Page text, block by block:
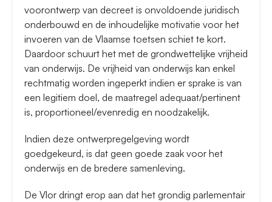
voorontwerp van decreet is onvoldoende juridisch
onderbouwd en de inhoudelijke motivatie voor het
invoeren van de Vlaamse toetsen schiet te kort.
Daardoor schuurt het met de grondwettelijke vrijheid
van onderwijs. De vrijheid van onderwijs kan enkel
rechtmatig worden ingeperkt indien er sprake is van
een legitiem doel, de maatregel adequaat/pertinent
is, proportioneel/evenredig en noodzakelijk.
Indien deze ontwerpregelgeving wordt
goedgekeurd, is dat geen goede zaak voor het
onderwijs en de bredere samenleving.
De Vlor dringt erop aan dat het grondig parlementair